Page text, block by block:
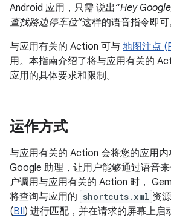
Android 应用，只需 说出“Hey
查找路边停车位”这样的语音指令即可
与应用有关的 Action 可与 地图注点
用。本指南介绍了将与应用有关的
应用的具体要求和限制。
运作方式
与应用有关的 Action 会将您的应用
Google 助理，让用户能够通过语音
户调用与应用有关的 Action 时，
将查询与应用的 shortcuts.xml 资
(BII) 进行匹配，并在请求的屏幕上启